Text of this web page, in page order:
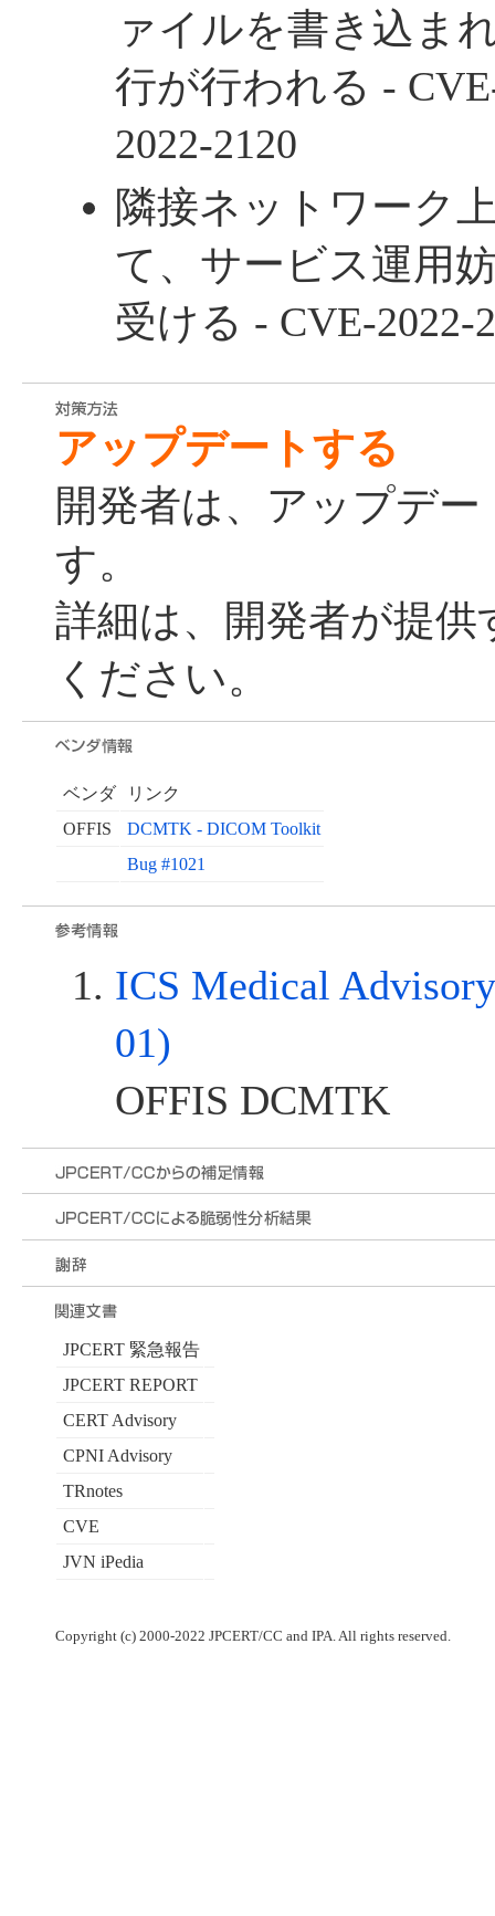
ァイルを書き込ま
行が行われる -
2022-2120
隣接ネットワーク
て、サービス運用
受ける - CVE-2022-
アップデートする
開発者は、アップデ
す。
詳細は、開発者が提供
ください。
ベンダ
リンク
OFFIS
DCMTK - DICOM Toolkit
Bug #1021
ICS Medical
01)
OFFIS DCMTK
JPCERT 緊急報告
JPCERT REPORT
CERT Advisory
CPNI Advisory
TRnotes
CVE
JVN iPedia
Copyright (c) 2000-2022 JPCERT/CC and IPA. All rights reserved.